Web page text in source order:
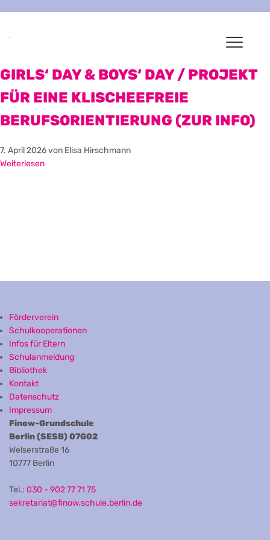
GIRLS‘ DAY & BOYS‘ DAY / PROJEKT
FÜR EINE KLISCHEEFREIE
BERUFSORIENTIERUNG (ZUR INFO)
7. April 2026von Elisa Hirschmann
Weiterlesen
Förderverein
Schulkooperationen
Infos für Eltern
Schulanmeldung
Bibliothek
Kontakt
Datenschutz
Impressum
Finow-Grundschule
Berlin (SESB) 07G02
Welserstraße 16
10777 Berlin
Tel.: 030 - 902 77 71 75
sekretariat@finow.schule.berlin.de